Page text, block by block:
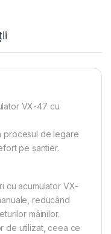
VX-47 cu
procesul de legare
pe șantier.
cu acumulator VX-
reducând
mâinilor.
de utilizat, ceea ce